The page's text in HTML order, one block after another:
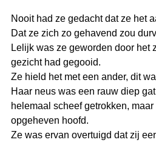
Nooit had ze gedacht dat ze het
Dat ze zich zo gehavend zou
Lelijk was ze geworden door het
gezicht had gegooid.
Ze hield het met een ander, dit
Haar neus was een rauw diep
helemaal scheef getrokken,
opgeheven hoofd.
Ze was ervan overtuigd dat zij